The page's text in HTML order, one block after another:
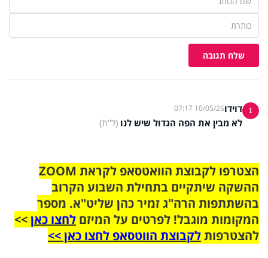
שלח תגובה
1 דוידו10/05/26 07:17
לא מבין את הפה הגדול שיש לנו (ל"ת)
הצטרפו לקבוצת הוואטסאפ לקראת ZOOM
ההשקה שיתקיים בתחילת השבוע הקרוב
בהשתתפות הרה"ג זמיר כהן שליט"א. מספר
המקומות מוגבל! לפרטים על המיזם לחצו כאן>>
להצטרפותלקבוצת הווטסאפ לחצו כאן >>